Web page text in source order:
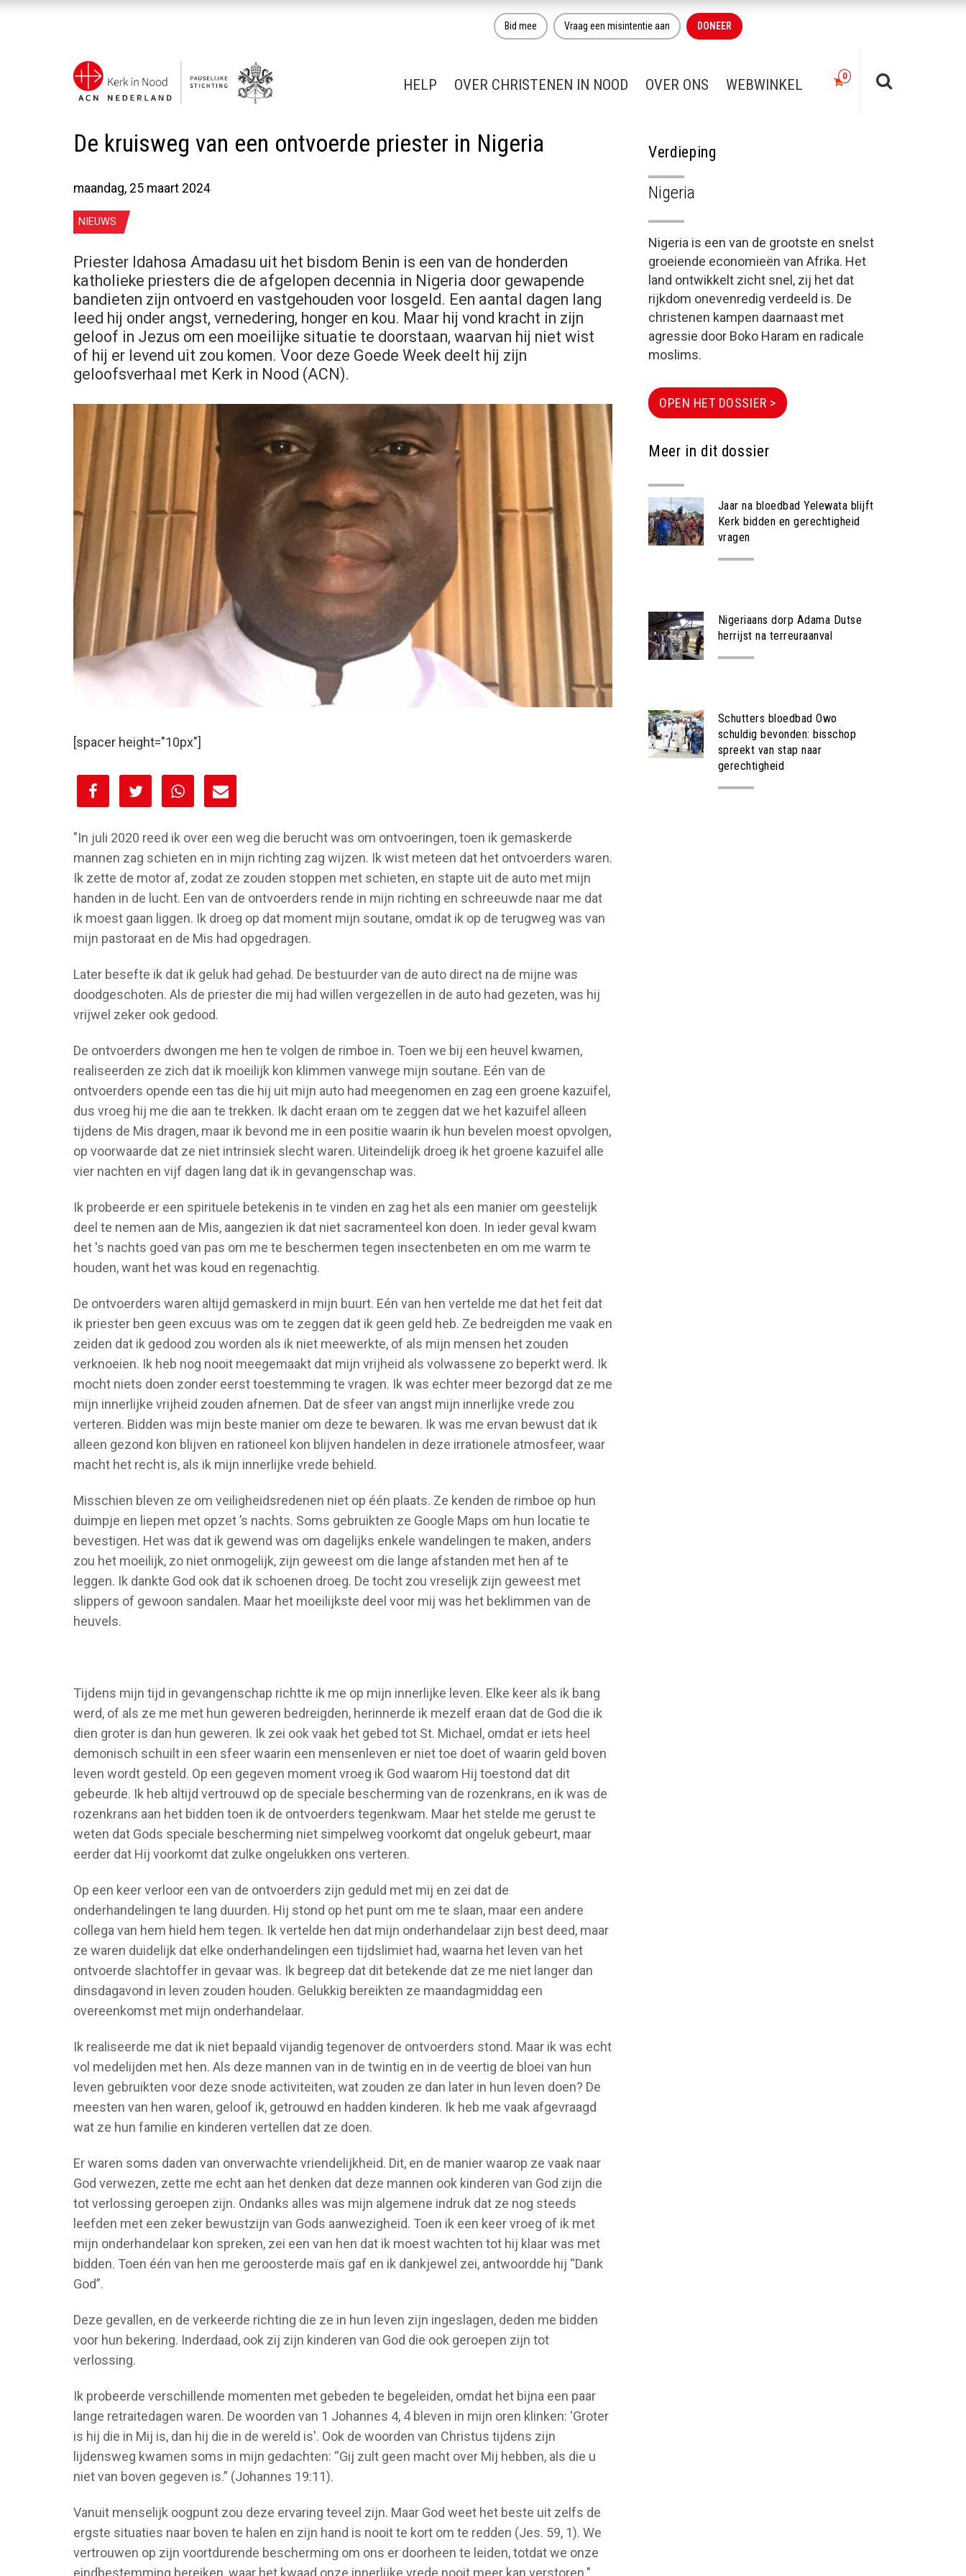
Bid mee Vraag een misintentie aan DONEER
HELP OVER CHRISTENEN IN NOOD OVER ONS WEBWINKEL
De kruisweg van een ontvoerde priester in Nigeria
maandag, 25 maart 2024
NIEUWS
Priester Idahosa Amadasu uit het bisdom Benin is een van de honderden
katholieke priesters die de afgelopen decennia in Nigeria door gewapende
bandieten zijn ontvoerd en vastgehouden voor losgeld. Een aantal dagen lang
leed hij onder angst, vernedering, honger en kou. Maar hij vond kracht in zijn
geloof in Jezus om een moeilijke situatie te doorstaan, waarvan hij niet wist
of hij er levend uit zou komen. Voor deze Goede Week deelt hij zijn
geloofsverhaal met Kerk in Nood (ACN).
[spacer height="10px"]
[spacer height="10px"]
"In juli 2020 reed ik over een weg die berucht was om ontvoeringen, toen ik gemaskerde
mannen zag schieten en in mijn richting zag wijzen. Ik wist meteen dat het ontvoerders waren.
Ik zette de motor af, zodat ze zouden stoppen met schieten, en stapte uit de auto met mijn
handen in de lucht. Een van de ontvoerders rende in mijn richting en schreeuwde naar me dat
ik moest gaan liggen. Ik droeg op dat moment mijn soutane, omdat ik op de terugweg was van
mijn pastoraat en de Mis had opgedragen.
Later besefte ik dat ik geluk had gehad. De bestuurder van de auto direct na de mijne was
doodgeschoten. Als de priester die mij had willen vergezellen in de auto had gezeten, was hij
vrijwel zeker ook gedood.
De ontvoerders dwongen me hen te volgen de rimboe in. Toen we bij een heuvel kwamen,
realiseerden ze zich dat ik moeilijk kon klimmen vanwege mijn soutane. Eén van de
ontvoerders opende een tas die hij uit mijn auto had meegenomen en zag een groene kazuifel,
dus vroeg hij me die aan te trekken. Ik dacht eraan om te zeggen dat we het kazuifel alleen
tijdens de Mis dragen, maar ik bevond me in een positie waarin ik hun bevelen moest opvolgen,
op voorwaarde dat ze niet intrinsiek slecht waren. Uiteindelijk droeg ik het groene kazuifel alle
vier nachten en vijf dagen lang dat ik in gevangenschap was.
Ik probeerde er een spirituele betekenis in te vinden en zag het als een manier om geestelijk
deel te nemen aan de Mis, aangezien ik dat niet sacramenteel kon doen. In ieder geval kwam
het 's nachts goed van pas om me te beschermen tegen insectenbeten en om me warm te
houden, want het was koud en regenachtig.
De ontvoerders waren altijd gemaskerd in mijn buurt. Eén van hen vertelde me dat het feit dat
ik priester ben geen excuus was om te zeggen dat ik geen geld heb. Ze bedreigden me vaak en
zeiden dat ik gedood zou worden als ik niet meewerkte, of als mijn mensen het zouden
verknoeien. Ik heb nog nooit meegemaakt dat mijn vrijheid als volwassene zo beperkt werd. Ik
mocht niets doen zonder eerst toestemming te vragen. Ik was echter meer bezorgd dat ze me
mijn innerlijke vrijheid zouden afnemen. Dat de sfeer van angst mijn innerlijke vrede zou
verteren. Bidden was mijn beste manier om deze te bewaren. Ik was me ervan bewust dat ik
alleen gezond kon blijven en rationeel kon blijven handelen in deze irrationele atmosfeer, waar
macht het recht is, als ik mijn innerlijke vrede behield.
Misschien bleven ze om veiligheidsredenen niet op één plaats. Ze kenden de rimboe op hun
duimpje en liepen met opzet ’s nachts. Soms gebruikten ze Google Maps om hun locatie te
bevestigen. Het was dat ik gewend was om dagelijks enkele wandelingen te maken, anders
zou het moeilijk, zo niet onmogelijk, zijn geweest om die lange afstanden met hen af te
leggen. Ik dankte God ook dat ik schoenen droeg. De tocht zou vreselijk zijn geweest met
slippers of gewoon sandalen. Maar het moeilijkste deel voor mij was het beklimmen van de
heuvels.
Tijdens mijn tijd in gevangenschap richtte ik me op mijn innerlijke leven. Elke keer als ik bang
werd, of als ze me met hun geweren bedreigden, herinnerde ik mezelf eraan dat de God die ik
dien groter is dan hun geweren. Ik zei ook vaak het gebed tot St. Michael, omdat er iets heel
demonisch schuilt in een sfeer waarin een mensenleven er niet toe doet of waarin geld boven
leven wordt gesteld. Op een gegeven moment vroeg ik God waarom Hij toestond dat dit
gebeurde. Ik heb altijd vertrouwd op de speciale bescherming van de rozenkrans, en ik was de
rozenkrans aan het bidden toen ik de ontvoerders tegenkwam. Maar het stelde me gerust te
weten dat Gods speciale bescherming niet simpelweg voorkomt dat ongeluk gebeurt, maar
eerder dat Hij voorkomt dat zulke ongelukken ons verteren.
Op een keer verloor een van de ontvoerders zijn geduld met mij en zei dat de
onderhandelingen te lang duurden. Hij stond op het punt om me te slaan, maar een andere
collega van hem hield hem tegen. Ik vertelde hen dat mijn onderhandelaar zijn best deed, maar
ze waren duidelijk dat elke onderhandelingen een tijdslimiet had, waarna het leven van het
ontvoerde slachtoffer in gevaar was. Ik begreep dat dit betekende dat ze me niet langer dan
dinsdagavond in leven zouden houden. Gelukkig bereikten ze maandagmiddag een
overeenkomst met mijn onderhandelaar.
Ik realiseerde me dat ik niet bepaald vijandig tegenover de ontvoerders stond. Maar ik was echt
vol medelijden met hen. Als deze mannen van in de twintig en in de veertig de bloei van hun
leven gebruikten voor deze snode activiteiten, wat zouden ze dan later in hun leven doen? De
meesten van hen waren, geloof ik, getrouwd en hadden kinderen. Ik heb me vaak afgevraagd
wat ze hun familie en kinderen vertellen dat ze doen.
Er waren soms daden van onverwachte vriendelijkheid. Dit, en de manier waarop ze vaak naar
God verwezen, zette me echt aan het denken dat deze mannen ook kinderen van God zijn die
tot verlossing geroepen zijn. Ondanks alles was mijn algemene indruk dat ze nog steeds
leefden met een zeker bewustzijn van Gods aanwezigheid. Toen ik een keer vroeg of ik met
mijn onderhandelaar kon spreken, zei een van hen dat ik moest wachten tot hij klaar was met
bidden. Toen één van hen me geroosterde maïs gaf en ik dankjewel zei, antwoordde hij “Dank
God”.
Deze gevallen, en de verkeerde richting die ze in hun leven zijn ingeslagen, deden me bidden
voor hun bekering. Inderdaad, ook zij zijn kinderen van God die ook geroepen zijn tot
verlossing.
Ik probeerde verschillende momenten met gebeden te begeleiden, omdat het bijna een paar
lange retraitedagen waren. De woorden van 1 Johannes 4, 4 bleven in mijn oren klinken: 'Groter
is hij die in Mij is, dan hij die in de wereld is'. Ook de woorden van Christus tijdens zijn
lijdensweg kwamen soms in mijn gedachten: “Gij zult geen macht over Mij hebben, als die u
niet van boven gegeven is.” (Johannes 19:11).
Vanuit menselijk oogpunt zou deze ervaring teveel zijn. Maar God weet het beste uit zelfs de
ergste situaties naar boven te halen en zijn hand is nooit te kort om te redden (Jes. 59, 1). We
vertrouwen op zijn voortdurende bescherming om ons er doorheen te leiden, totdat we onze
eindbestemming bereiken, waar het kwaad onze innerlijke vrede nooit meer kan verstoren."
Verdieping
Nigeria
Nigeria is een van de grootste en snelst
groeiende economieën van Afrika. Het
land ontwikkelt zicht snel, zij het dat
rijkdom onevenredig verdeeld is. De
christenen kampen daarnaast met
agressie door Boko Haram en radicale
moslims.
OPEN HET DOSSIER >
Meer in dit dossier
Jaar na bloedbad Yelewata blijft
Kerk bidden en gerechtigheid
vragen
Nigeriaans dorp Adama Dutse
herrijst na terreuraanval
Schutters bloedbad Owo
schuldig bevonden: bisschop
spreekt van stap naar
gerechtigheid